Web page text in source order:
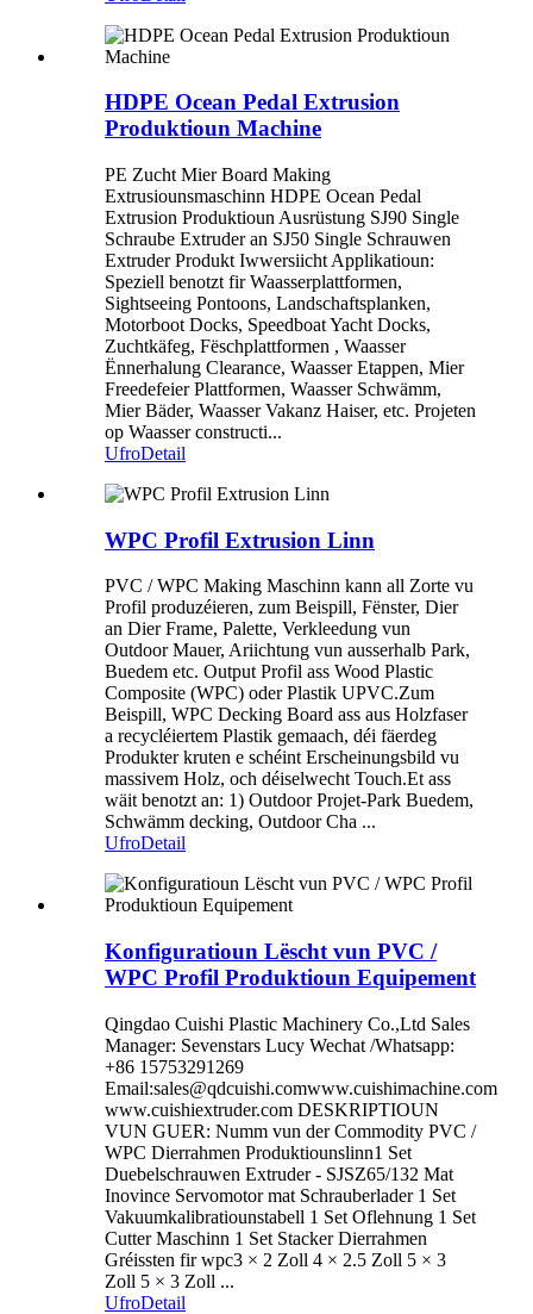
HDPE Ocean Pedal Extrusion
Produktioun Machine
PE Zucht Mier Board Making
Extrusiounsmaschinn HDPE Ocean Pedal
Extrusion Produktioun Ausrüstung SJ90 Single
Schraube Extruder an SJ50 Single Schrauwen
Extruder Produkt Iwwersiicht Applikatioun:
Speziell benotzt fir Waasserplattformen,
Sightseeing Pontoons, Landschaftsplanken,
Motorboot Docks, Speedboat Yacht Docks,
Zuchtkäfeg, Fëschplattformen , Waasser
Ënnerhalung Clearance, Waasser Etappen, Mier
Freedefeier Plattformen, Waasser Schwämm,
Mier Bäder, Waasser Vakanz Haiser, etc. Projeten
op Waasser constructi...
UfroDetail
WPC Profil Extrusion Linn
PVC / WPC Making Maschinn kann all Zorte vu
Profil produzéieren, zum Beispill, Fënster, Dier
an Dier Frame, Palette, Verkleedung vun
Outdoor Mauer, Ariichtung vun ausserhalb Park,
Buedem etc. Output Profil ass Wood Plastic
Composite (WPC) oder Plastik UPVC.Zum
Beispill, WPC Decking Board ass aus Holzfaser
a recycléiertem Plastik gemaach, déi fäerdeg
Produkter kruten e schéint Erscheinungsbild vu
massivem Holz, och déiselwecht Touch.Et ass
wäit benotzt an: 1) Outdoor Projet-Park Buedem,
Schwämm decking, Outdoor Cha ...
UfroDetail
Konfiguratioun Lëscht vun PVC /
WPC Profil Produktioun Equipement
Qingdao Cuishi Plastic Machinery Co.,Ltd Sales
Manager: Sevenstars Lucy Wechat /Whatsapp:
+86 15753291269
Email:sales@qdcuishi.comwww.cuishimachine.com
www.cuishiextruder.com DESKRIPTIOUN
VUN GUER: Numm vun der Commodity PVC /
WPC Dierrahmen Produktiounslinn1 Set
Duebelschrauwen Extruder - SJSZ65/132 Mat
Inovince Servomotor mat Schrauberlader 1 Set
Vakuumkalibratiounstabell 1 Set Oflehnung 1 Set
Cutter Maschinn 1 Set Stacker Dierrahmen
Gréissten fir wpc3 × 2 Zoll 4 × 2.5 Zoll 5 × 3
Zoll 5 × 3 Zoll ...
UfroDetail